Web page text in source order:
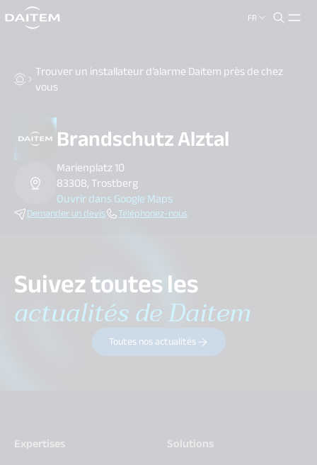
FR
search.label
Trouver un installateur d’alarme Daitem près de chez
vous
Brandschutz Alztal
Marienplatz 10
83308, Trostberg
Ouvrir dans Google Maps
Demander un devis Téléphonez-nous
Suivez toutes les
actualités de Daitem
Toutes nos actualités
Expertises
Solutions